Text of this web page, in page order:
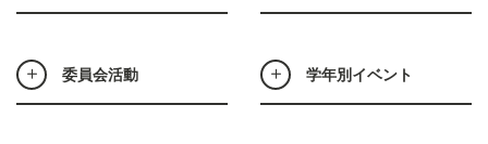
委員会活動 学年別イベント